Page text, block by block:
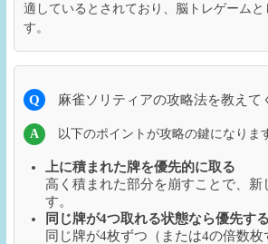
適しているとされており、脳トレゲームと
す。
Q 麻雀ソリティアの攻略法を教えて
A 以下のポイントが攻略の鍵になりま
上に積まれた牌を優先的に取る
高く積まれた部分を崩すことで、新
す。
同じ牌が4つ取れる状態なら優先する
同じ牌が4枚ずつ（または4の倍数